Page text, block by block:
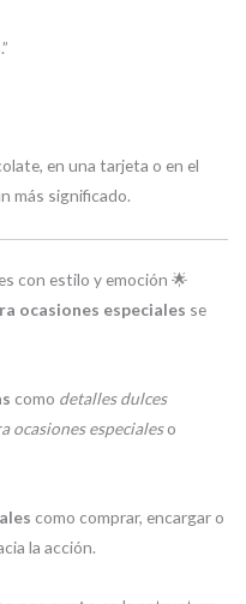
en una tarjeta o en el
más significado.
con estilo y emoción 🌟
ocasiones especiales se
como detalles dulces
ocasiones especialeso
como comprar, encargar o
la acción.